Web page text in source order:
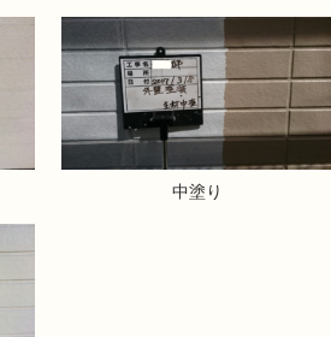
中塗り